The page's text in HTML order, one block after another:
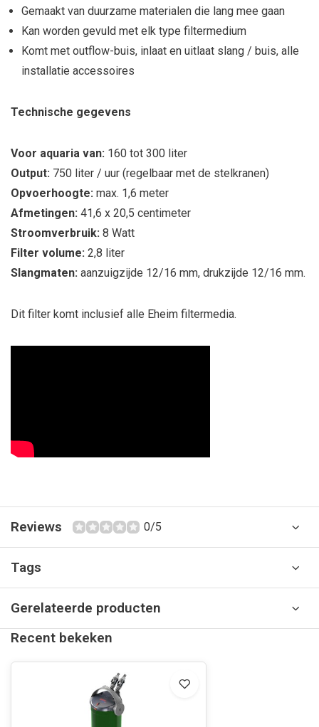
Gemaakt van duurzame materialen die lang mee gaan
Kan worden gevuld met elk type filtermedium
Komt met outflow-buis, inlaat en uitlaat slang / buis, alle
installatie accessoires
Technische gegevens
Voor aquaria van: 160 tot 300 liter
Output: 750 liter / uur (regelbaar met de stelkranen)
Opvoerhoogte: max. 1,6 meter
Afmetingen: 41,6 x 20,5 centimeter
Stroomverbruik: 8 Watt
Filter volume: 2,8 liter
Slangmaten: aanzuigzijde 12/16 mm, drukzijde 12/16 mm.
Dit filter komt inclusief alle Eheim filtermedia.
Reviews 0/5
Tags
Gerelateerde producten
Recent bekeken